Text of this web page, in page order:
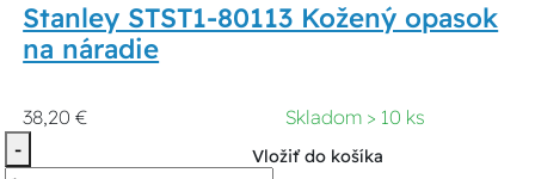
Stanley STST1-80113 Kožený opasok
na náradie
38,20 €
Skladom > 10 ks
-
Vložiť do košíka